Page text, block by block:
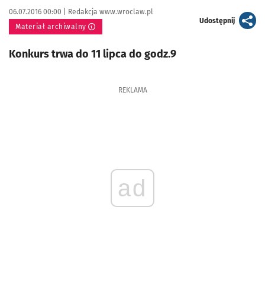
Data publikacji:
06.07.2016 00:00 | Autor:
Redakcja www.wroclaw.pl
Materiał archiwalny
Udostępnijartykuł
Konkurs trwa do 11 lipca do godz.9
REKLAMA
ad